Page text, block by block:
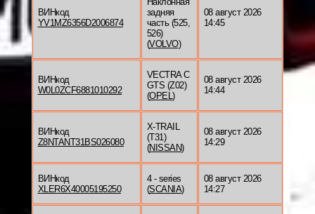
ВИНкод
YV1MZ6356D2006874
задняя
часть (525,
526)
(VOLVO)
08 август 2026
14:45
ВИНкод
W0L0ZCF6881010292
VECTRA C
GTS (Z02)
(OPEL)
08 август 2026
14:44
ВИНкод
Z8NTANT31BS026080
X-TRAIL
(T31)
(NISSAN)
08 август 2026
14:29
ВИНкод
XLER6X40005195250
4 - series
(SCANIA)
08 август 2026
14:27